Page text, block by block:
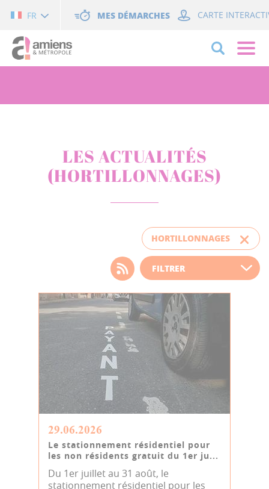
FR MES DÉMARCHES CARTE
LES ACTUALITÉS
(HORTILLONNAGES)
HORTILLONNAGES
Choisissez votre filtre
d'actualité
29.06.2026
Le stationnement résidentiel pour
les non résidents gratuit du 1er ju...
Du 1er juillet au 31 août, le
stationnement résidentiel pour les